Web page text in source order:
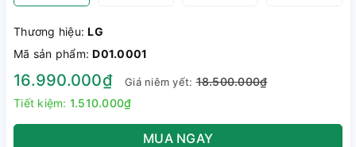
Thương hiệu:LG
Mã sản phẩm:D01.0001
16.990.000₫ Giá niêm yết:18.500.000₫
Tiết kiệm: 1.510.000₫
MUA NGAY